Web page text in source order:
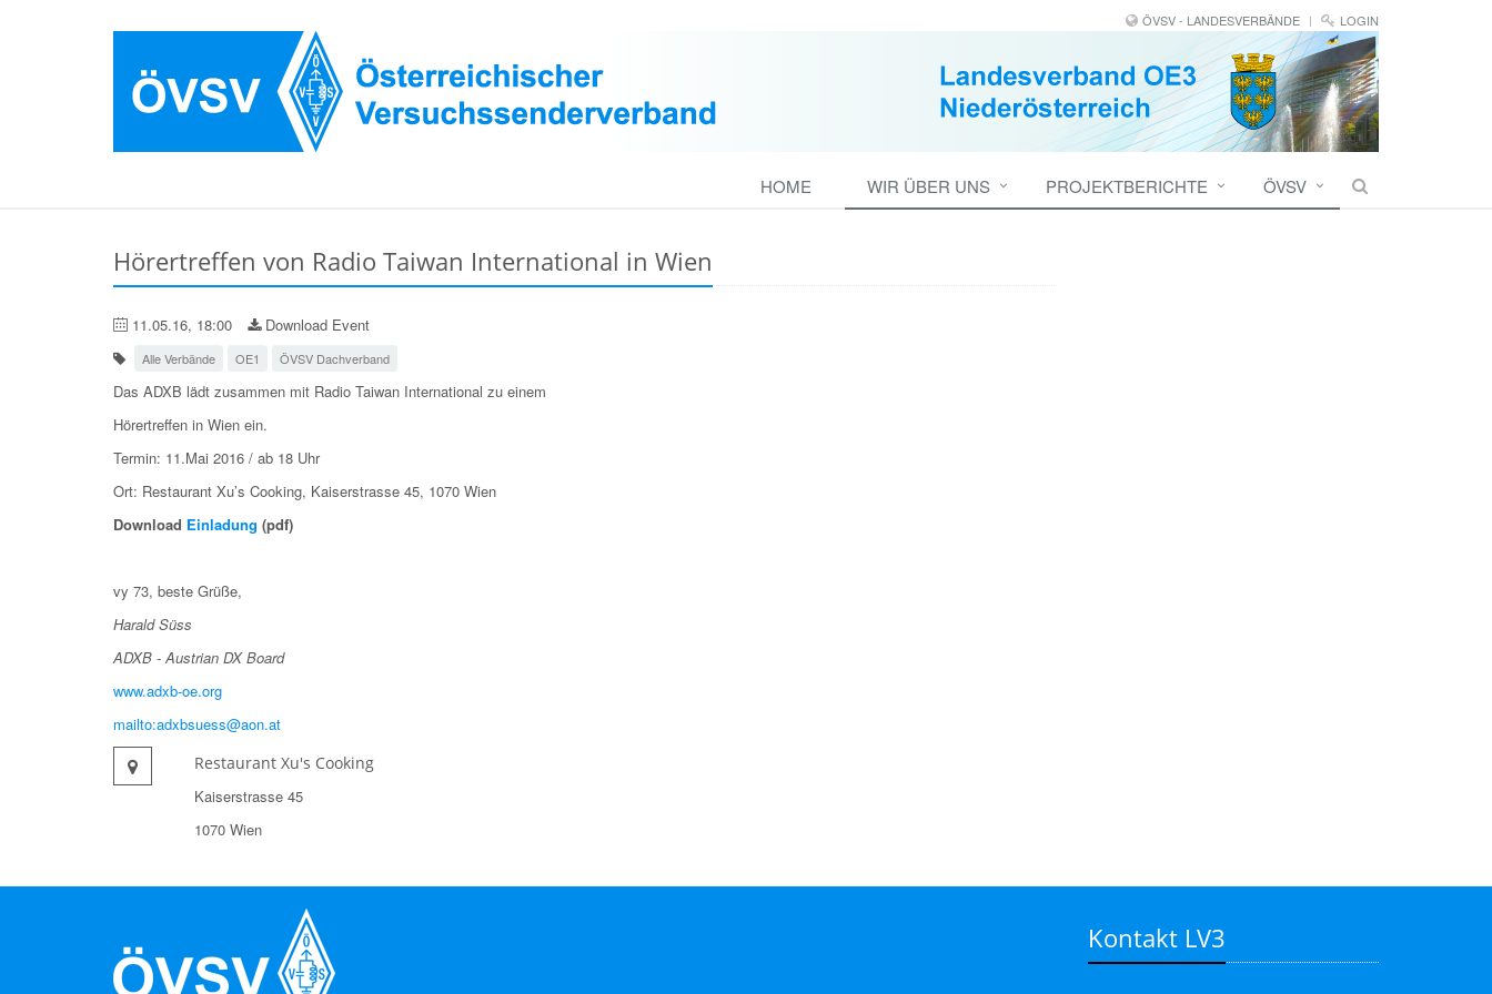
ÖVSV - LANDESVERBÄNDE LOGIN
HOME WIR ÜBER UNS PROJEKTBERICHTE ÖVSV
Hörertreffen von Radio Taiwan International in Wien
11.05.16, 18:00 Download Event
Alle Verbände OE1 ÖVSV Dachverband
Das ADXB lädt zusammen mit Radio Taiwan International zu einem
Hörertreffen in Wien ein.
Termin: 11.Mai 2016 / ab 18 Uhr
Ort: Restaurant Xu’s Cooking, Kaiserstrasse 45, 1070 Wien
Download Einladung (pdf)
vy 73, beste Grüße,
Harald Süss
ADXB - Austrian DX Board
www.adxb-oe.org
mailto:adxbsuess@aon.at
Restaurant Xu's Cooking
Kaiserstrasse 45
1070 Wien
Kontakt LV3